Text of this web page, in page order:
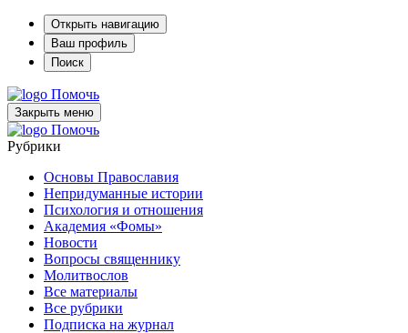
Открыть навигацию
Ваш профиль
Поиск
Помочь
Закрыть меню
Помочь
Рубрики
Основы Православия
Непридуманные истории
Психология и отношения
Академия «Фомы»
Новости
Вопросы священнику
Молитвослов
Все материалы
Все рубрики
Подписка на журнал